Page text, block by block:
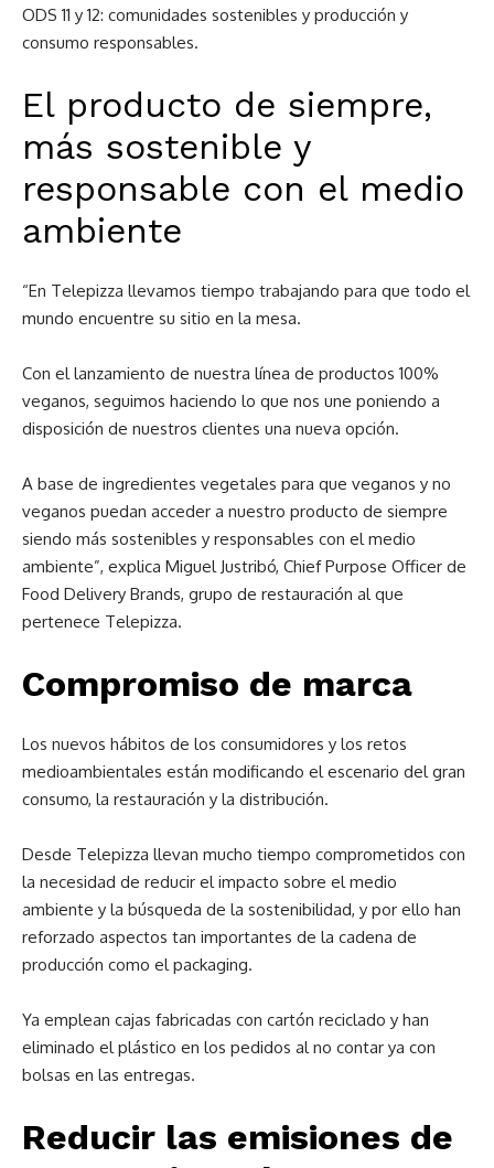
ODS 11 y 12: comunidades sostenibles y producción y
consumo responsables.
El producto de siempre,
más sostenible y
responsable con el medio
ambiente
“En Telepizza llevamos tiempo trabajando para que todo el
mundo encuentre su sitio en la mesa.
Con el lanzamiento de nuestra línea de productos 100%
veganos, seguimos haciendo lo que nos une poniendo a
disposición de nuestros clientes una nueva opción.
A base de ingredientes vegetales para que veganos y no
veganos puedan acceder a nuestro producto de siempre
siendo más sostenibles y responsables con el medio
ambiente”, explica Miguel Justribó, Chief Purpose Officer de
Food Delivery Brands, grupo de restauración al que
pertenece Telepizza.
Compromiso de marca
Los nuevos hábitos de los consumidores y los retos
medioambientales están modificando el escenario del gran
consumo, la restauración y la distribución.
Desde Telepizza llevan mucho tiempo comprometidos con
la necesidad de reducir el impacto sobre el medio
ambiente y la búsqueda de la sostenibilidad, y por ello han
reforzado aspectos tan importantes de la cadena de
producción como el packaging.
Ya emplean cajas fabricadas con cartón reciclado y han
eliminado el plástico en los pedidos al no contar ya con
bolsas en las entregas.
Reducir las emisiones de